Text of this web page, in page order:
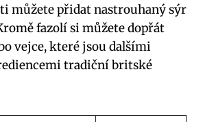
můžete přidat nastrouhaný sýr
fazolí si můžete dopřát
vejce, které jsou dalšími
tradiční britské